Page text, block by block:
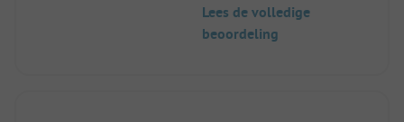
Lees de volledige
beoordeling